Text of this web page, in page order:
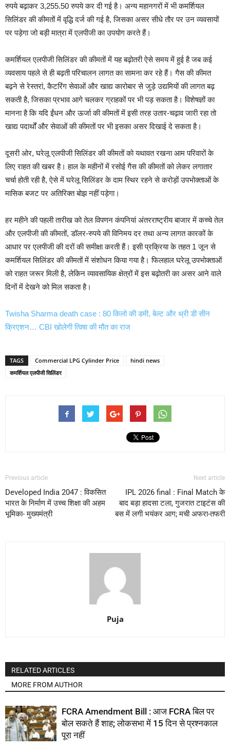
रुपये बढ़ाकर 3,255.50 रुपये कर दी गई है। अन्य महानगरों में भी कमर्शियल
सिलिंडर की कीमतों में वृद्धि दर्ज की गई है, जिसका असर सीधे तौर पर उन व्यवसायों
पर पड़ेगा जो बड़ी मात्रा में एलपीजी का उपयोग करते हैं।
कमर्शियल एलपीजी सिलिंडर की कीमतों में यह बढ़ोतरी ऐसे समय में हुई है जब कई
व्यवसाय पहले से ही बढ़ती परिचालन लागत का सामना कर रहे हैं। गैस की कीमत
बढ़ने से रेस्तरां, कैटरिंग सेवाओं और खाद्य कारोबार से जुड़े उद्यमियों की लागत बढ़
सकती है, जिसका प्रभाव आगे चलकर ग्राहकों पर भी पड़ सकता है। विशेषज्ञों का
मानना है कि यदि ईंधन और ऊर्जा की कीमतों में इसी तरह उतार-चढ़ाव जारी रहा तो
खाद्य पदार्थों और सेवाओं की कीमतों पर भी इसका असर दिखाई दे सकता है।
दूसरी ओर, घरेलू एलपीजी सिलिंडर की कीमतों को यथावत रखना आम परिवारों के
लिए राहत की खबर है। हाल के महीनों में रसोई गैस की कीमतों को लेकर लगातार
चर्चा होती रही है, ऐसे में घरेलू सिलिंडर के दाम स्थिर रहने से करोड़ों उपभोक्ताओं के
मासिक बजट पर अतिरिक्त बोझ नहीं पड़ेगा।
हर महीने की पहली तारीख को तेल विपणन कंपनियां अंतरराष्ट्रीय बाजार में कच्चे तेल
और एलपीजी की कीमतों, डॉलर-रुपये की विनिमय दर तथा अन्य लागत कारकों के
आधार पर एलपीजी की दरों की समीक्षा करती हैं। इसी प्रक्रिया के तहत 1 जून से
कमर्शियल सिलिंडर की कीमतों में संशोधन किया गया है। फिलहाल घरेलू उपभोक्ताओं
को राहत जरूर मिली है, लेकिन व्यावसायिक क्षेत्रों में इस बढ़ोतरी का असर आने वाले
दिनों में देखने को मिल सकता है।
Twisha Sharma death case : 80 किलो की डमी, बेल्ट और थ्री डी सीन
क्रिएशन… CBI खोलेगी त्विषा की मौत का राज
TAGS Commercial LPG Cylinder Price
hindi news
कमर्शियल एलपीजी सिलिंडर
Previous article
Developed India 2047 : विकसित
भारत के निर्माण में उच्च शिक्षा की अहम
भूमिका- मुख्यमंत्री
Next article
IPL 2026 final : Final Match के
बाद बड़ा हादसा टला, गुजरात टाइटंस की
बस में लगी भयंकर आग; मची अफरा-तफरी
Puja
RELATED ARTICLES
MORE FROM AUTHOR
FCRA Amendment Bill : आज FCRA बिल पर
बोल सकते हैं शाह; लोकसभा में 15 दिन से प्रश्नकाल
पूरा नहीं